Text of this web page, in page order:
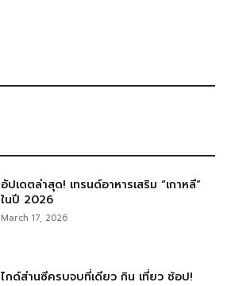
อัปเดตล่าสุด! เทรนด์อาหารเสริม “เกาหลี”
ในปี 2026
March 17, 2026
ไกด์ส่านซีครบจบที่เดียว กิน เที่ยว ช้อป!